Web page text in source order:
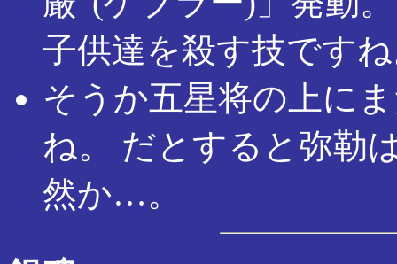
子供達を殺す技です
そうか五星将の上に
ね。 だとすると弥勒
然か…。